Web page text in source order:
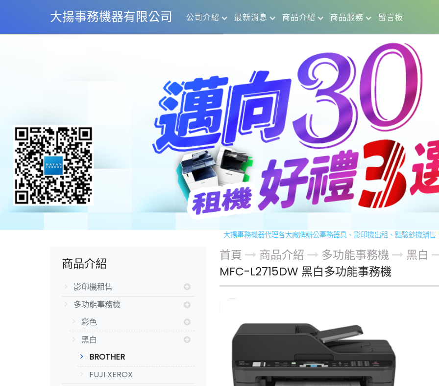
大揚事務機器有限公司 公司介紹 最新消息 商品介紹 商品服務 留言板
商品介紹
影印機租售
多功能事務機
彩色
黑白
BROTHER
FUJI XEROX
大揚事務機器代理各大廠牌辦公事務器具、影印機出租、點驗鈔機銷售
首頁 商品介紹 多功能事務機
黑白
MFC-L2715DW 黑白多功能事務機